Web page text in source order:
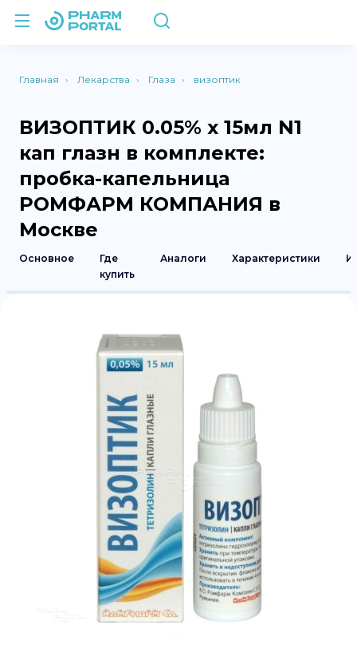
Главная Лекарства Глаза визоптик
ВИЗОПТИК 0.05% x 15мл N1
кап глазн в комплекте:
пробка-капельница
РОМФАРМ КОМПАНИЯ в
Москве
Основное
Где
купить
Аналоги Характеристики